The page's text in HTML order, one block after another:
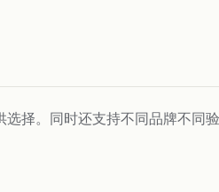
择。同时还支持不同品牌不同